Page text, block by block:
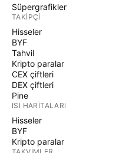
Süpergrafikler
TAKIPÇI
Hisseler
BYF
Tahvil
Kripto paralar
CEX çiftleri
DEX çiftleri
Pine
ISI HARITALARI
Hisseler
BYF
Kripto paralar